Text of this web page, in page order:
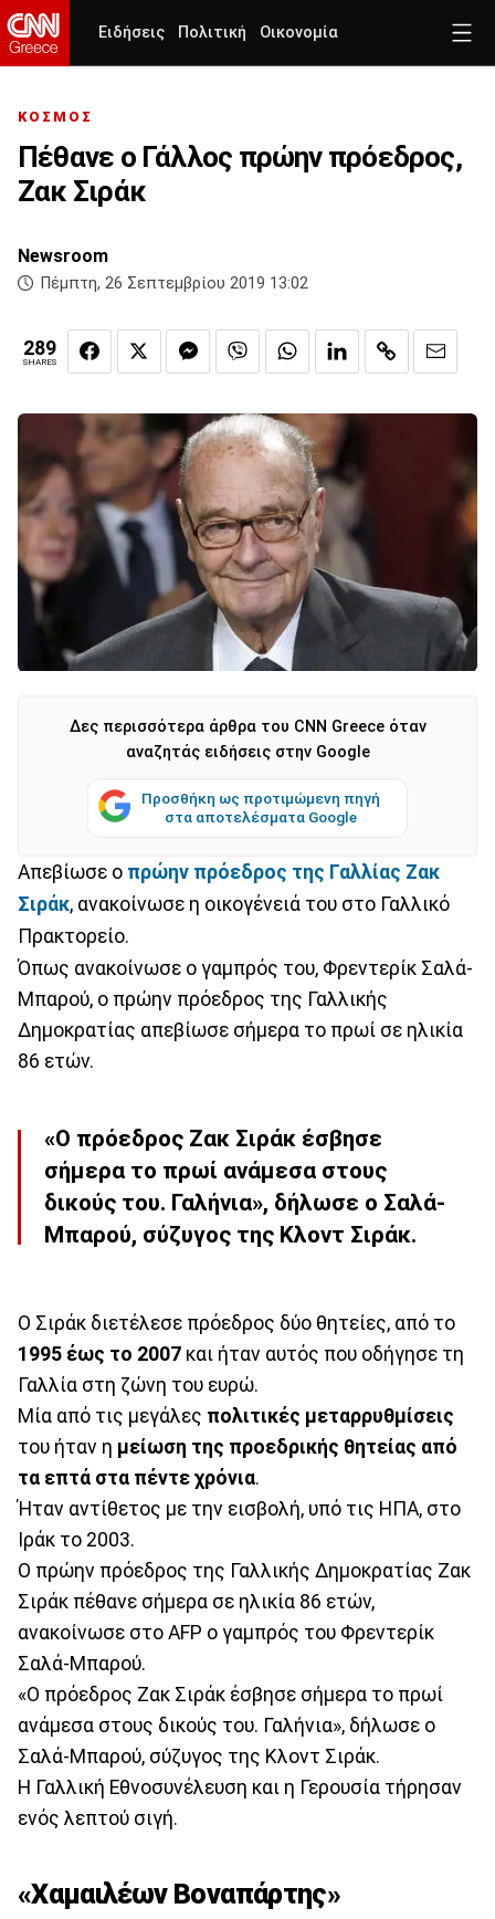
Ειδήσεις Πολιτική Οικονομία
ΚΟΣΜΟΣ
Πέθανε ο Γάλλος πρώην πρόεδρος,
Ζακ Σιράκ
Newsroom
Πέμπτη, 26 Σεπτεμβρίου 2019 13:02
289
SHARES
Δες περισσότερα άρθρα του CNN Greece όταν
αναζητάς ειδήσεις στην Google
Προσθήκη ως προτιμώμενη πηγή
στα αποτελέσματα Google
Απεβίωσε ο πρώην πρόεδρος της Γαλλίας Ζακ
Σιράκ, ανακοίνωσε η οικογένειά του στο Γαλλικό
Πρακτορείο.
Όπως ανακοίνωσε ο γαμπρός του, Φρεντερίκ Σαλά-
Μπαρού, ο πρώην πρόεδρος της Γαλλικής
Δημοκρατίας απεβίωσε σήμερα το πρωί σε ηλικία
86 ετών.
«Ο πρόεδρος Ζακ Σιράκ έσβησε
σήμερα το πρωί ανάμεσα στους
δικούς του. Γαλήνια», δήλωσε ο Σαλά-
Μπαρού, σύζυγος της Κλοντ Σιράκ.
Ο Σιράκ διετέλεσε πρόεδρος δύο θητείες, από το
1995 έως το 2007 και ήταν αυτός που οδήγησε τη
Γαλλία στη ζώνη του ευρώ.
Μία από τις μεγάλες πολιτικές μεταρρυθμίσεις
του ήταν η μείωση της προεδρικής θητείας από
τα επτά στα πέντε χρόνια.
Ήταν αντίθετος με την εισβολή, υπό τις ΗΠΑ, στο
Ιράκ το 2003.
Ο πρώην πρόεδρος της Γαλλικής Δημοκρατίας Ζακ
Σιράκ πέθανε σήμερα σε ηλικία 86 ετών,
ανακοίνωσε στο AFP ο γαμπρός του Φρεντερίκ
Σαλά-Μπαρού.
«Ο πρόεδρος Ζακ Σιράκ έσβησε σήμερα το πρωί
ανάμεσα στους δικούς του. Γαλήνια», δήλωσε ο
Σαλά-Μπαρού, σύζυγος της Κλοντ Σιράκ.
Η Γαλλική Εθνοσυνέλευση και η Γερουσία τήρησαν
ενός λεπτού σιγή.
«Χαμαιλέων Βοναπάρτης»